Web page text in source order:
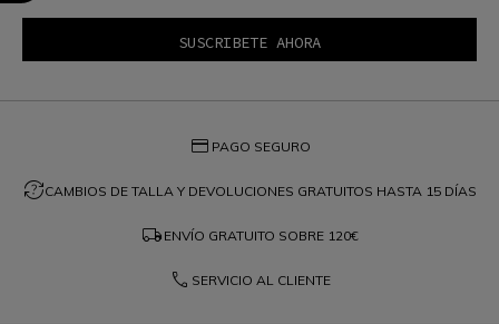
credit_card PAGO SEGURO
question_exchangeCAMBIOS DE TALLA Y DEVOLUCIONES GRATUITOS HASTA 15 DÍAS
local_shipping ENVÍO GRATUITO SOBRE 120€
phone SERVICIO AL CLIENTE